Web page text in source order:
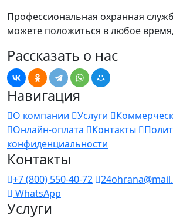
Профессиональная охранная
можете положиться в любое
Рассказать о нас
Навигация
О компании Услуги
Онлайн-оплата
Контакты
конфиденциальности
Контакты
+7 (800) 550-40-72
WhatsApp
Услуги